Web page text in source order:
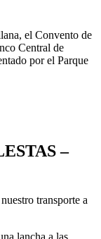
el Convento de
Central de
por el Parque
–
transporte a
lancha a las